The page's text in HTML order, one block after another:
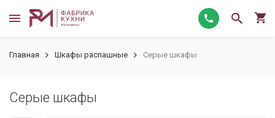
Главная Шкафы распашные Серые шкафы
Серые шкафы